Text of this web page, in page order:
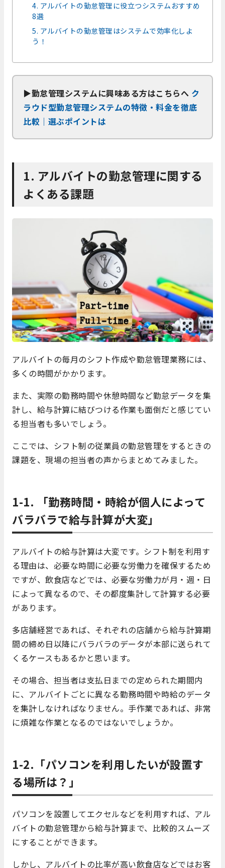
4. アルバイトの勤怠管理に役立つシステムおすすめ
8選
5. アルバイトの勤怠管理はシステムで効率化しよ
う！
▶勤怠管理システムに興味ある方はこちらへ ク
ラウド型勤怠管理システムの特徴・料金を徹底
比較｜選ぶポイントは
1. アルバイトの勤怠管理に関する
よくある課題
アルバイトの毎月のシフト作成や勤怠管理業務には、
多くの時間がかかります。
また、実際の勤務時間や休憩時間など勤怠データを集
計し、給与計算に結びつける作業も面倒だと感じてい
る担当者も多いでしょう。
ここでは、シフト制の従業員の勤怠管理をするときの
課題を、現場の担当者の声からまとめてみました。
1-1. 「勤務時間・時給が個人によって
バラバラで給与計算が大変」
アルバイトの給与計算は大変です。シフト制を利用す
る理由は、必要な時間に必要な労働力を確保するため
ですが、飲食店などでは、必要な労働力が月・週・日
によって異なるので、その都度集計して計算する必要
があります。
多店舗経営であれば、それぞれの店舗から給与計算期
間の締め日以降にバラバラのデータが本部に送られて
くるケースもあるかと思います。
その場合、担当者は支払日までの定められた期間内
に、アルバイトごとに異なる勤務時間や時給のデータ
を集計しなければなりません。手作業であれば、非常
に煩雑な作業となるのではないでしょうか。
1-2.「パソコンを利用したいが設置す
る場所は？」
パソコンを設置してエクセルなどを利用すれば、アル
バイトの勤怠管理から給与計算まで、比較的スムーズ
にすることができます。
しかし、アルバイトの比率が高い飲食店などではお客